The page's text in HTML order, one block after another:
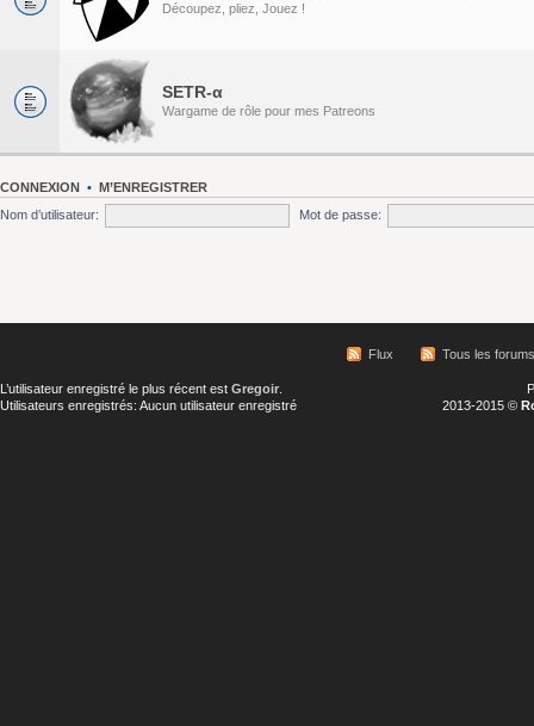
Découpez, pliez, Jouez !
SETR-α
Wargame de rôle pour mes Patreons
CONNEXION • M’ENREGISTRER
Nom d’utilisateur:
Mot de passe:
Flux Tous les forums
L’utilisateur enregistré le plus récent est Gregoir
Utilisateurs enregistrés: Aucun utilisateur enregistré
2013-2015 ©